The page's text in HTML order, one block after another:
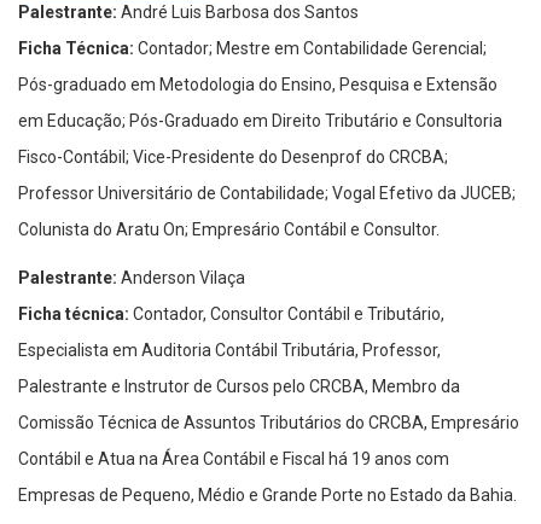
Palestrante: André Luis Barbosa dos Santos
Ficha Técnica: Contador; Mestre em Contabilidade Gerencial;
Pós-graduado em Metodologia do Ensino, Pesquisa e Extensão
em Educação; Pós-Graduado em Direito Tributário e Consultoria
Fisco-Contábil; Vice-Presidente do Desenprof do CRCBA;
Professor Universitário de Contabilidade; Vogal Efetivo da JUCEB;
Colunista do Aratu On; Empresário Contábil e Consultor.
Palestrante: Anderson Vilaça
Ficha técnica: Contador, Consultor Contábil e Tributário,
Especialista em Auditoria Contábil Tributária, Professor,
Palestrante e Instrutor de Cursos pelo CRCBA, Membro da
Comissão Técnica de Assuntos Tributários do CRCBA, Empresário
Contábil e Atua na Área Contábil e Fiscal há 19 anos com
Empresas de Pequeno, Médio e Grande Porte no Estado da Bahia.